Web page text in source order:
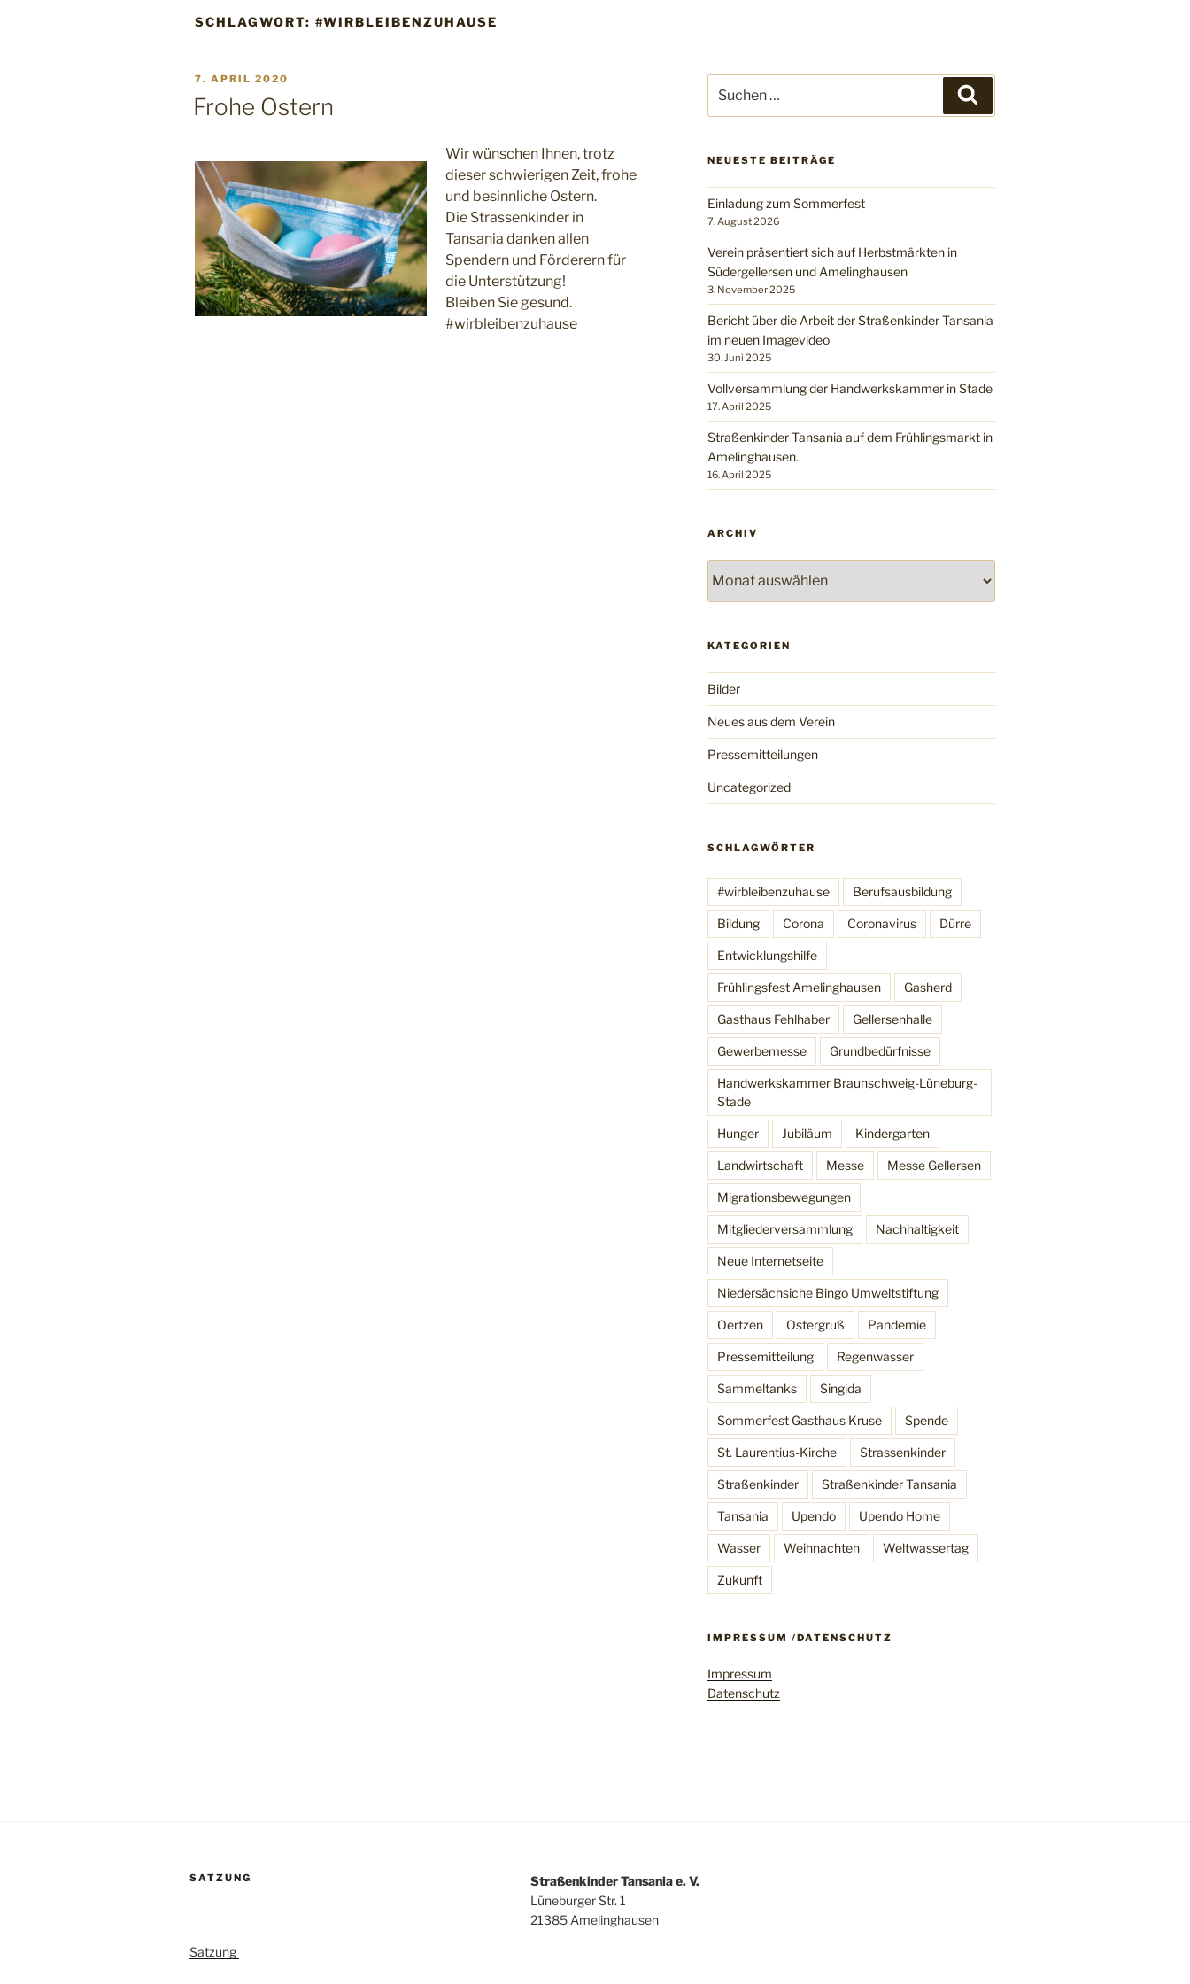
SCHLAGWORT: #WIRBLEIBENZUHAUSE
VERÖFFENTLICHT
AM
7. APRIL 2020
Frohe Ostern
Wir wünschen Ihnen, trotz
dieser schwierigen Zeit, frohe
und besinnliche Ostern.
Die Strassenkinder in
Tansania danken allen
Spendern und Förderern für
die Unterstützung!
Bleiben Sie gesund.
#wirbleibenzuhause
nach:
NEUESTE BEITRÄGE
Einladung zum Sommerfest
7. August 2026
Verein präsentiert sich auf Herbstmärkten in
Südergellersen und Amelinghausen
3. November 2025
Bericht über die Arbeit der Straßenkinder Tansania
im neuen Imagevideo
30. Juni 2025
Vollversammlung der Handwerkskammer in Stade
17. April 2025
Straßenkinder Tansania auf dem Frühlingsmarkt in
Amelinghausen.
16. April 2025
ARCHIV
KATEGORIEN
Bilder
Neues aus dem Verein
Pressemitteilungen
Uncategorized
SCHLAGWÖRTER
#wirbleibenzuhause Berufsausbildung
Bildung Corona Coronavirus Dürre
Entwicklungshilfe
Frühlingsfest Amelinghausen Gasherd
Gasthaus Fehlhaber Gellersenhalle
Gewerbemesse Grundbedürfnisse
Handwerkskammer Braunschweig-Lüneburg-
Stade
Hunger Jubiläum Kindergarten
Landwirtschaft Messe Messe Gellersen
Migrationsbewegungen
Mitgliederversammlung Nachhaltigkeit
Neue Internetseite
Niedersächsiche Bingo Umweltstiftung
Oertzen Ostergruß Pandemie
Pressemitteilung Regenwasser
Sammeltanks Singida
Sommerfest Gasthaus Kruse Spende
St. Laurentius-Kirche Strassenkinder
Straßenkinder Straßenkinder Tansania
Tansania Upendo Upendo Home
Wasser Weihnachten Weltwassertag
Zukunft
IMPRESSUM /DATENSCHUTZ
Impressum
Datenschutz
SATZUNG
Satzung
Straßenkinder Tansania e. V.
Lüneburger Str. 1
21385 Amelinghausen